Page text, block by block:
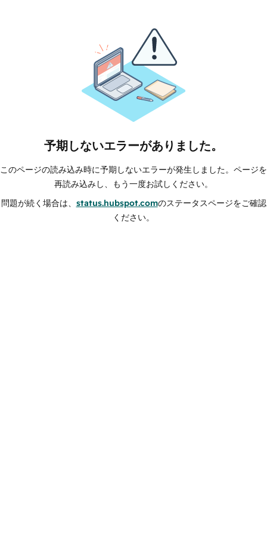
予期しないエラーがありました。
このページの読み込み時に予期しないエラーが発生しました。ページを
再読み込みし、もう一度お試しください。
問題が続く場合は、 status.hubspot.comのステータスページをご確認
ください。